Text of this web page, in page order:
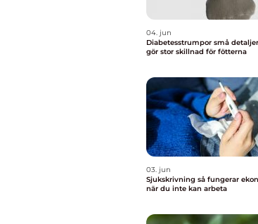
04. jun
Diabetesstrumpor små detaljer som
gör stor skillnad för fötterna
03. jun
Sjukskrivning så fungerar ekonomin
när du inte kan arbeta